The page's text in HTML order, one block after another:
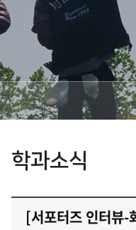
학과소식
[서포터즈 인터뷰